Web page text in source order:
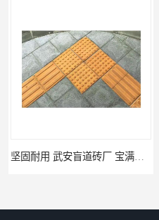
坚固耐用 武安盲道砖厂 宝满建材